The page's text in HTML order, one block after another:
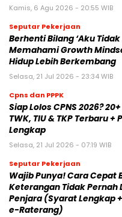
Kamis, 6 Agu 2026 - 20:55 WIB
Seputar Pekerjaan
Berhenti Bilang ‘Aku Tidak
Memahami Growth
Hidup Lebih Berkembang
Selasa, 21 Jul 2026 - 23:34 WIB
Cpns dan PPPK
Siap Lolos CPNS 2026?
TWK, TIU & TKP Terbaru
Lengkap
Selasa, 21 Jul 2026 - 07:19 WIB
Seputar Pekerjaan
Wajib Punya! Cara Cepat
Keterangan Tidak Pernah
Penjara (Syarat Lengkap
e-Raterang)